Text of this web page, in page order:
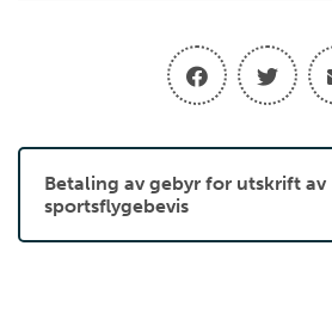
Betaling av gebyr for utskrift av
sportsflygebevis